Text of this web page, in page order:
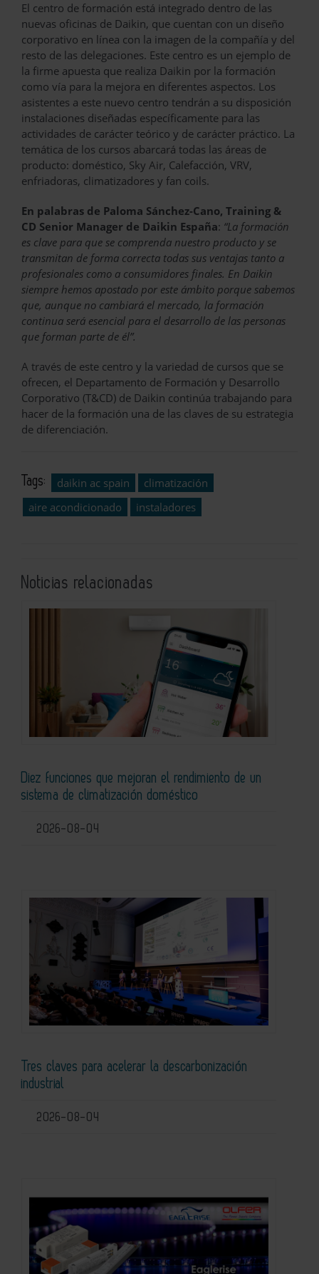
El centro de formación está integrado dentro de las
nuevas oficinas de Daikin, que cuentan con un diseño
corporativo en línea con la imagen de la compañía y del
resto de las delegaciones. Este centro es un ejemplo de
la firme apuesta que realiza Daikin por la formación
como vía para la mejora en diferentes aspectos. Los
asistentes a este nuevo centro tendrán a su disposición
instalaciones diseñadas específicamente para las
actividades de carácter teórico y de carácter práctico. La
temática de los cursos abarcará todas las áreas de
producto: doméstico, Sky Air, Calefacción, VRV,
enfriadoras, climatizadores y fan coils.
En palabras de Paloma Sánchez-Cano, Training &
CD Senior Manager de Daikin España: “La formación
es clave para que se comprenda nuestro producto y se
transmitan de forma correcta todas sus ventajas tanto a
profesionales como a consumidores finales. En Daikin
siempre hemos apostado por este ámbito porque sabemos
que, aunque no cambiará el mercado, la formación
continua será esencial para el desarrollo de las personas
que forman parte de él”.
A través de este centro y la variedad de cursos que se
ofrecen, el Departamento de Formación y Desarrollo
Corporativo (T&CD) de Daikin continúa trabajando para
hacer de la formación una de las claves de su estrategia
de diferenciación.
Tags: daikin ac spain
climatización
aire acondicionado
instaladores
Noticias relacionadas
Diez funciones que mejoran el rendimiento de un
sistema de climatización doméstico
2026-08-04
Tres claves para acelerar la descarbonización
industrial
2026-08-04